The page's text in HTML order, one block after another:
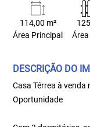
114,00 m²
Área Principal
DESCRIÇÃO DO
Casa Térrea à
Oportunidade